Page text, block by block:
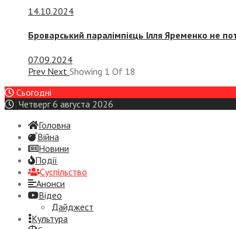
14.10.2024
Броварський паралімпієць Ілля Яременко не
07.09.2024
Prev Next Showing 1 Of 18
Сьогодні
Четверг 6 августа 2026
Головна
Війна
Новини
Події
Суспiльство
Анонси
Відео
Дайджест
Культура